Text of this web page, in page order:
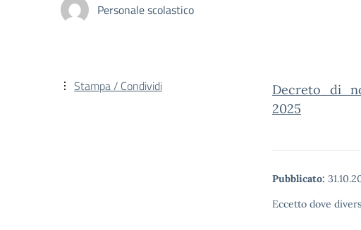
Personale scolastico
2025
Pubblicato:
Eccetto dove
Stampa / Condividi